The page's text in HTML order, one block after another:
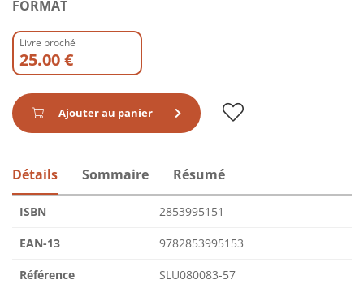
FORMAT
Livre broché
25.00 €
Ajouter au panier
Détails Sommaire Résumé
ISBN 2853995151
EAN-13 9782853995153
Référence SLU080083-57